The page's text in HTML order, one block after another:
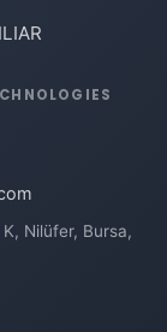
Nilüfer, Bursa,